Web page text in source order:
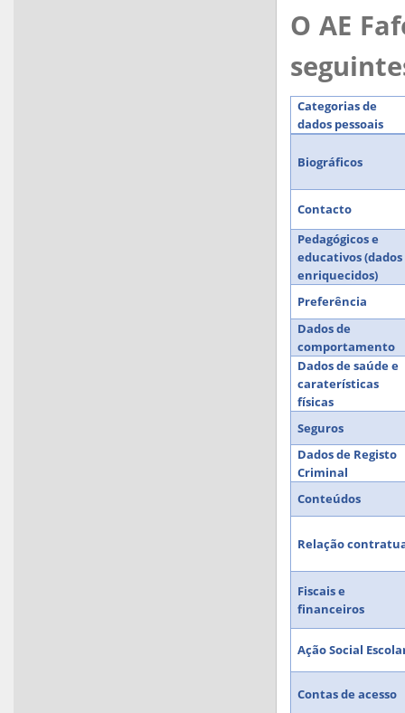
O AE
Categorias de
dados pessoais
Biográficos
Contacto
Pedagógicos e
educativos (dados
enriquecidos)
Preferência
Dados de
comportamento
Dados de saúde e
caraterísticas
físicas
Seguros
Dados de Registo
Criminal
Conteúdos
Relação
Fiscais e
financeiros
Ação Social
Contas de acesso